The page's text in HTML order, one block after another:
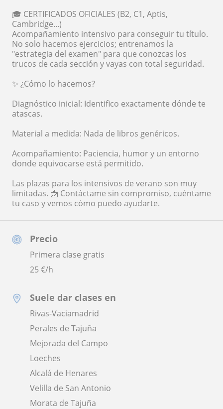
Precio
Primera clase gratis
25€/h
Suele dar clases en
Rivas-Vaciamadrid
Perales de Tajuña
Mejorada del Campo
Loeches
Alcalá de Henares
Velilla de San Antonio
Morata de Tajuña
🎓 CERTIFICADOS OFICIALES (B2, C1, Aptis,
Cambridge...)
Acompañamiento intensivo para conseguir tu título.
No solo hacemos ejercicios; entrenamos la
"estrategia del examen" para que conozcas los
trucos de cada sección y vayas con total seguridad.
✨ ¿Cómo lo hacemos?
Diagnóstico inicial: Identifico exactamente dónde te
atascas.
Material a medida: Nada de libros genéricos.
Acompañamiento: Paciencia, humor y un entorno
donde equivocarse está permitido.
Las plazas para los intensivos de verano son muy
limitadas. 📩 Contáctame sin compromiso, cuéntame
tu caso y vemos cómo puedo ayudarte.